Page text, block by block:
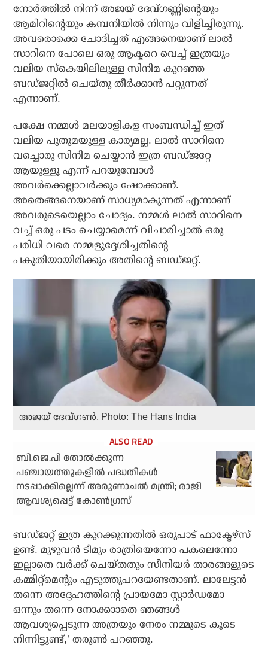
നോര്‍ത്തില്‍ നിന്ന് അജയ് ദേവ്ഗണ്ണിന്റെയും
ആമിറിന്റെയും കമ്പനിയില്‍ നിന്നും വിളിച്ചിരുന്നു.
അവരൊക്കെ ചോദിച്ചത് എങ്ങനെയാണ് ലാല്‍
സാറിനെ പോലെ ഒരു ആക്ടറെ വെച്ച് ഇത്രയും
വലിയ സ്‌കെയിലിലുള്ള സിനിമ കുറഞ്ഞ
ബഡ്ജറ്റില്‍ ചെയ്തു തീര്‍ക്കാന്‍ പറ്റുന്നത്
എന്നാണ്.
പക്ഷേ നമ്മള്‍ മലയാളികള സംബന്ധിച്ച് ഇത്
വലിയ പുതുമയുള്ള കാര്യമല്ല. ലാല്‍ സാറിനെ
വച്ചൊരു സിനിമ ചെയ്യാന്‍ ഇത്ര ബഡ്ജറ്റേ
ആയുള്ളൂ എന്ന് പറയുമ്പോള്‍
അവര്‍ക്കെല്ലാവര്‍ക്കും ഷോക്കാണ്.
അതെങ്ങനെയാണ് സാധ്യമാകുന്നത് എന്നാണ്
അവരുടെയെല്ലാം ചോദ്യം. നമ്മള്‍ ലാല്‍ സാറിനെ
വച്ച് ഒരു പടം ചെയ്യാമെന്ന് വിചാരിച്ചാല്‍ ഒരു
പരിധി വരെ നമ്മളുദ്ദേശിച്ചതിന്റെ
പകുതിയായിരിക്കും അതിന്റെ ബഡ്ജറ്റ്.
അജയ് ദേവ്ഗണ്‍. Photo: The Hans India
ബി.ജെ.പി തോല്‍ക്കുന്ന
പഞ്ചായത്തുകളില്‍ പദ്ധതികള്‍
നടപ്പാക്കില്ലെന്ന് അരുണാചല്‍ മന്ത്രി; രാജി
ആവശ്യപ്പെട്ട് കോണ്‍ഗ്രസ്
ബഡ്ജറ്റ് ഇത്ര കുറക്കുന്നതില്‍ ഒരുപാട് ഫാക്ടേഴ്‌സ്
ഉണ്ട്. മുഴുവന്‍ ടീമും രാത്രിയെന്നോ പകലെന്നോ
ഇല്ലാതെ വര്‍ക്ക് ചെയ്തതും സീനിയര്‍ താരങ്ങളുടെ
കമ്മിറ്റ്‌മെന്റും എടുത്തുപറയേണ്ടതാണ്. ലാലേട്ടന്‍
തന്നെ അദ്ദേഹത്തിന്റെ പ്രായമോ സ്റ്റാര്‍ഡമോ
ഒന്നും തന്നെ നോക്കാാതെ ഞങ്ങള്‍
ആവശ്യപ്പെടുന്ന അത്രയും നേരം നമ്മുടെ കൂടെ
നിന്നിട്ടുണ്ട്,’ തരുണ്‍ പറഞ്ഞു.